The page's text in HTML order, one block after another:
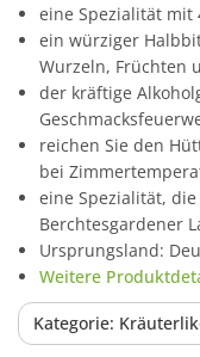
eine Spezialität mit
ein würziger
Wurzeln, Früchten
der kräftige
reichen Sie den
bei
eine Spezialität,
Berchtesgardener
Ursprungsland:
Weitere
Kategorie: